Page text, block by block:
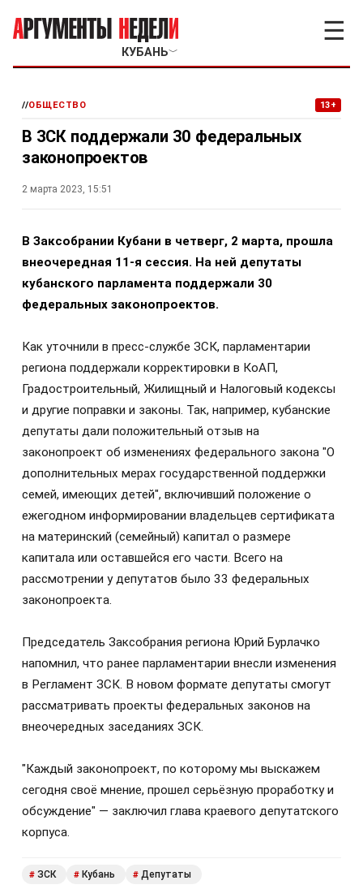
КУБАНЬ﹀
☰
//ОБЩЕСТВО 13+
В ЗСК поддержали 30 федеральных
законопроектов
2 марта 2023, 15:51
В Заксобрании Кубани в четверг, 2 марта, прошла
внеочередная 11-я сессия. На ней депутаты
кубанского парламента поддержали 30
федеральных законопроектов.
Как уточнили в пресс-службе ЗСК, парламентарии
региона поддержали корректировки в КоАП,
Градостроительный, Жилищный и Налоговый кодексы
и другие поправки и законы. Так, например, кубанские
депутаты дали положительный отзыв на
законопроект об изменениях федерального закона "О
дополнительных мерах государственной поддержки
семей, имеющих детей", включивший положение о
ежегодном информировании владельцев сертификата
на материнский (семейный) капитал о размере
капитала или оставшейся его части. Всего на
рассмотрении у депутатов было 33 федеральных
законопроекта.
Председатель Заксобрания региона Юрий Бурлачко
напомнил, что ранее парламентарии внесли изменения
в Регламент ЗСК. В новом формате депутаты смогут
рассматривать проекты федеральных законов на
внеочередных заседаниях ЗСК.
"Каждый законопроект, по которому мы выскажем
сегодня своё мнение, прошел серьёзную проработку и
обсуждение" — заключил глава краевого депутатского
корпуса.
# ЗСК # Кубань # Депутаты